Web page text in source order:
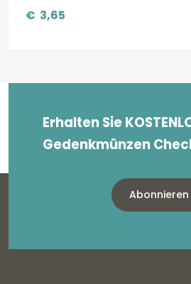
€ 3,65
Erhalten Sie
Gedenkmünzen
Abonnieren